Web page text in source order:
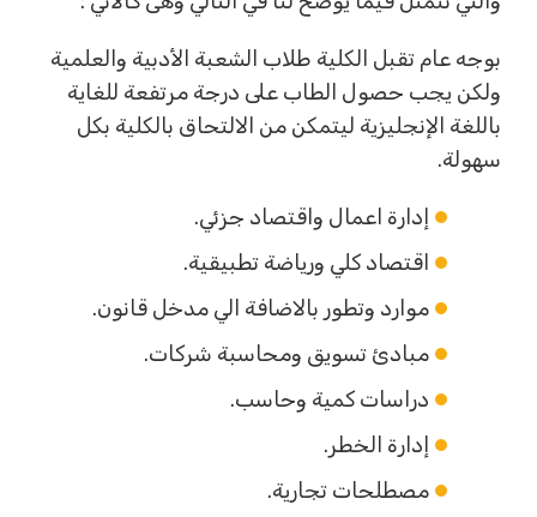
بوجه عام تقبل الكلية طلاب الشعبة الأدبية والعلمية
ولكن يجب حصول الطاب على درجة مرتفعة للغاية
باللغة الإنجليزية ليتمكن من الالتحاق بالكلية بكل
سهولة.
إدارة اعمال واقتصاد جزئي.
اقتصاد كلي ورياضة تطبيقية.
موارد وتطور بالاضافة الي مدخل قانون.
مبادئ تسويق ومحاسبة شركات.
دراسات كمية وحاسب.
إدارة الخطر.
مصطلحات تجارية.